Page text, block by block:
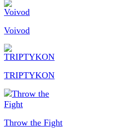
Voivod
TRIPTYKON
Throw the Fight